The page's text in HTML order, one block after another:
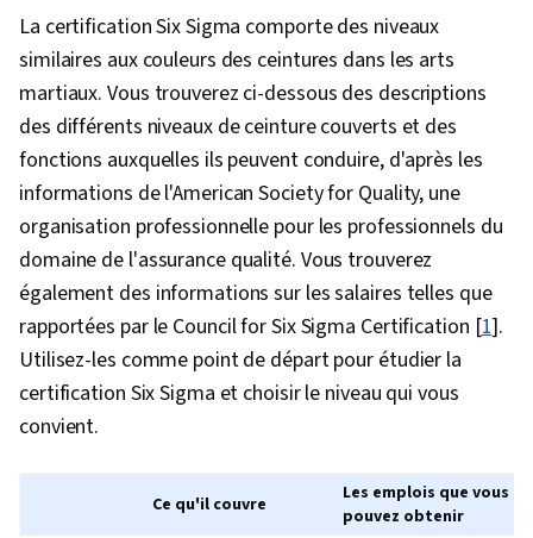
La certification Six Sigma comporte des niveaux
similaires aux couleurs des ceintures dans les arts
martiaux. Vous trouverez ci-dessous des descriptions
des différents niveaux de ceinture couverts et des
fonctions auxquelles ils peuvent conduire, d'après les
informations de l'American Society for Quality, une
organisation professionnelle pour les professionnels du
domaine de l'assurance qualité. Vous trouverez
également des informations sur les salaires telles que
rapportées par le Council for Six Sigma Certification [1].
Utilisez-les comme point de départ pour étudier la
certification Six Sigma et choisir le niveau qui vous
convient.
Ce qu'il couvre
Les emplois que vous
pouvez obtenir